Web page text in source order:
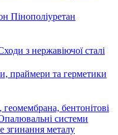
Пінополіуретан
з нержавіючої сталі
праймери та герметики
геомембрана, бентонітові
системи
згинання металу